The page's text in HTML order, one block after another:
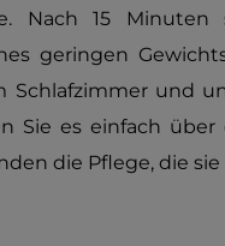
Nach 15 Minuten
geringen
Schlafzimmer und
Sie es einfach
die Pflege, die